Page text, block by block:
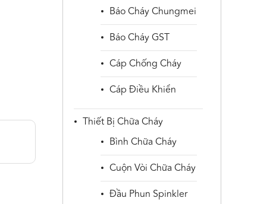
Báo Cháy Chungmei
Báo Cháy GST
Cáp Chống Cháy
Cáp Điều Khiển
Thiết Bị Chữa Cháy
Bình Chữa Cháy
Cuộn Vòi Chữa Cháy
Đầu Phun Spinkler